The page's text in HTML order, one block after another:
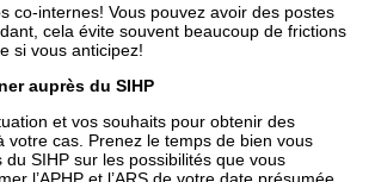
co-internes! Vous pouvez avoir des postes
cela évite souvent beaucoup de frictions
si vous anticipez!
auprès du SIHP
et vos souhaits pour obtenir des
votre cas. Prenez le temps de bien vous
du SIHP sur les possibilités que vous